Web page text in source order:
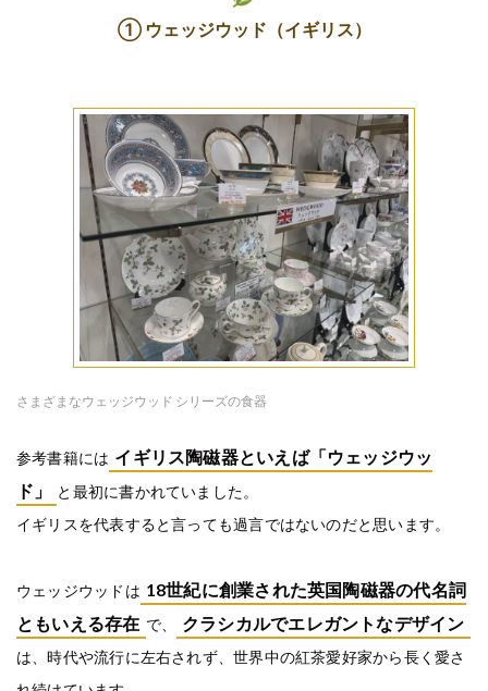
① ウェッジウッド（イギリス）
さまざまなウェッジウッド シリーズの食器
参考書籍には イギリス陶磁器といえば「ウェッジウッ
ド」
と最初に書かれていました。
イギリスを代表すると言っても過言ではないのだと思います。
ウェッジウッドは 18世紀に創業された英国陶磁器の代名詞
ともいえる存在 で、 クラシカルでエレガントなデザイン
は、時代や流行に左右されず、世界中の紅茶愛好家から長く愛さ